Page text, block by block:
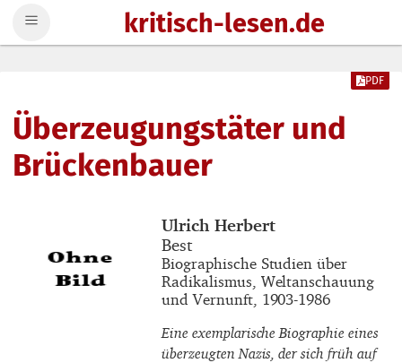
kritisch-lesen.de
Überzeugungstäter und
Brückenbauer
PDF
Buchautor_innen
Ulrich Herbert
Buchtitel
Best
Buchuntertitel
Biographische Studien über
Radikalismus, Weltanschauung
und Vernunft, 1903-1986
Eine exemplarische Biographie eines
überzeugten Nazis, der sich früh auf